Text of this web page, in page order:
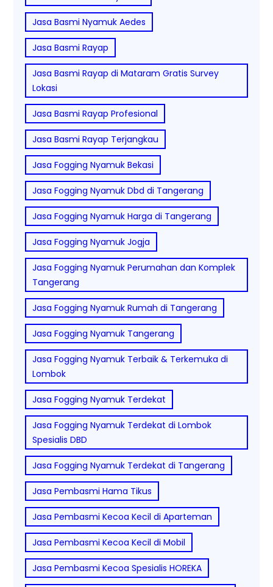
Jasa Basmi Nyamuk Aedes
Jasa Basmi Rayap
Jasa Basmi Rayap di Mataram Gratis Survey
Lokasi
Jasa Basmi Rayap Profesional
Jasa Basmi Rayap Terjangkau
Jasa Fogging Nyamuk Bekasi
Jasa Fogging Nyamuk Dbd di Tangerang
Jasa Fogging Nyamuk Harga di Tangerang
Jasa Fogging Nyamuk Jogja
Jasa Fogging Nyamuk Perumahan dan Komplek
Tangerang
Jasa Fogging Nyamuk Rumah di Tangerang
Jasa Fogging Nyamuk Tangerang
Jasa Fogging Nyamuk Terbaik & Terkemuka di
Lombok
Jasa Fogging Nyamuk Terdekat
Jasa Fogging Nyamuk Terdekat di Lombok
Spesialis DBD
Jasa Fogging Nyamuk Terdekat di Tangerang
Jasa Pembasmi Hama Tikus
Jasa Pembasmi Kecoa Kecil di Aparteman
Jasa Pembasmi Kecoa Kecil di Mobil
Jasa Pembasmi Kecoa Spesialis HOREKA